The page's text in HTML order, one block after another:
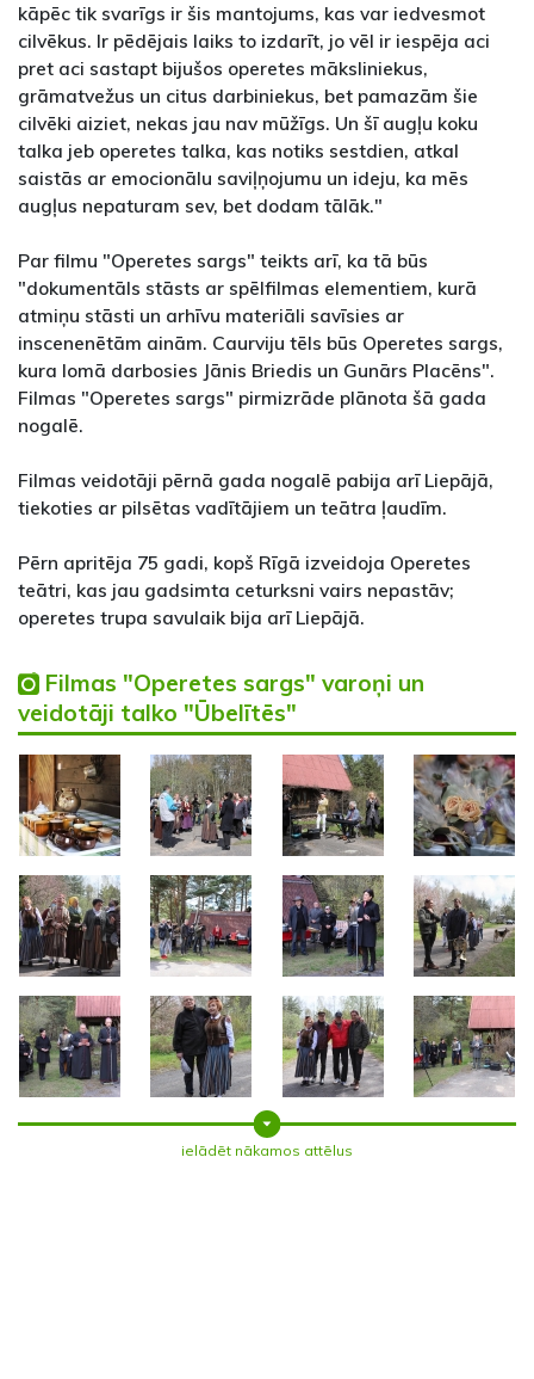
kāpēc tik svarīgs ir šis mantojums, kas var iedvesmot
cilvēkus. Ir pēdējais laiks to izdarīt, jo vēl ir iespēja aci
pret aci sastapt bijušos operetes māksliniekus,
grāmatvežus un citus darbiniekus, bet pamazām šie
cilvēki aiziet, nekas jau nav mūžīgs. Un šī augļu koku
talka jeb operetes talka, kas notiks sestdien, atkal
saistās ar emocionālu saviļņojumu un ideju, ka mēs
augļus nepaturam sev, bet dodam tālāk."
Par filmu "Operetes sargs" teikts arī, ka tā būs
"dokumentāls stāsts ar spēlfilmas elementiem, kurā
atmiņu stāsti un arhīvu materiāli savīsies ar
inscenenētām ainām. Caurviju tēls būs Operetes sargs,
kura lomā darbosies Jānis Briedis un Gunārs Placēns".
Filmas "Operetes sargs" pirmizrāde plānota šā gada
nogalē.
Filmas veidotāji pērnā gada nogalē pabija arī Liepājā,
tiekoties ar pilsētas vadītājiem un teātra ļaudīm.
Pērn apritēja 75 gadi, kopš Rīgā izveidoja Operetes
teātri, kas jau gadsimta ceturksni vairs nepastāv;
operetes trupa savulaik bija arī Liepājā.
Filmas "Operetes sargs" varoņi un
veidotāji talko "Ūbelītēs"
ielādēt nākamos attēlus